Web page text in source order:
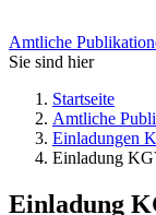
Amtliche
Sie sind hier
Startseite
Amtliche
Einladungen
Einladung
Einladung